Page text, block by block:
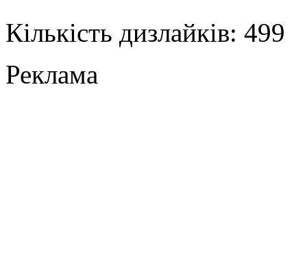
Кількість дизлайків: 499
Реклама